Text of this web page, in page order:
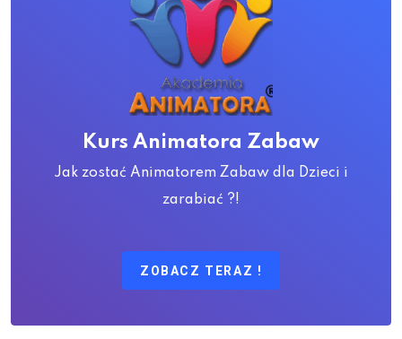
Kurs Animatora Zabaw
Jak zostać Animatorem Zabaw dla Dzieci i
zarabiać ?!
ZOBACZ TERAZ !